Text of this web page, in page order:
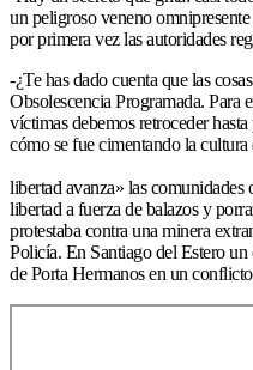
un peligroso veneno
por primera vez las autoridades
-¿Te has dado cuenta que las
Obsolescencia Programada. Para
víctimas debemos retroceder
cómo se fue cimentando la
-En el
libertad avanza» las comunidades
libertad a fuerza de balazos y
protestaba contra una minera
Policía. En Santiago del Estero un
de Porta Hermanos en un